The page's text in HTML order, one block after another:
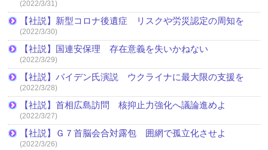
(2022/3/31)
【社説】新型コロナ後遺症 リスクや労災認定の周知を
(2022/3/30)
【社説】国連安保理 存在意義を失いかねない
(2022/3/29)
【社説】バイデン氏演説 ウクライナに最大限の支援を
(2022/3/28)
【社説】首相広島訪問 核抑止力強化へ議論進めよ
(2022/3/27)
【社説】Ｇ７首脳会合対露包 囲網で孤立化させよ
(2022/3/26)